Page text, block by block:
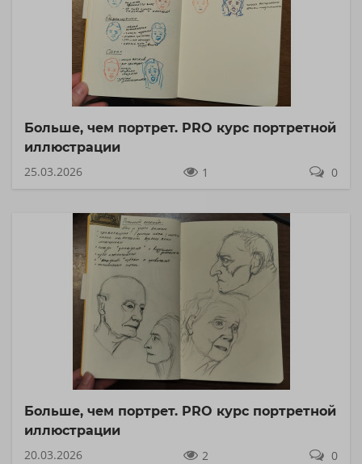
Больше, чем портрет. PRO курс портретной
иллюстрации
25.03.2026
1 0
Больше, чем портрет. PRO курс портретной
иллюстрации
20.03.2026
2 0